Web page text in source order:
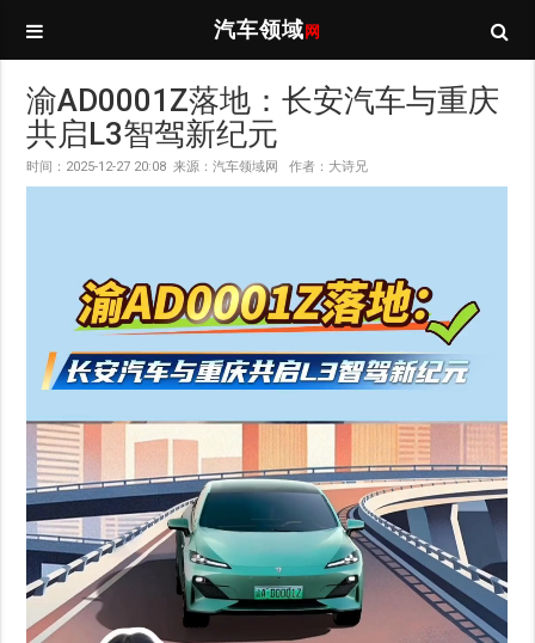
汽车领域 网
渝AD0001Z落地：长安汽车与重庆
共启L3智驾新纪元
时间：2025-12-27 20:08 来源：汽车领域网 作者：大诗兄